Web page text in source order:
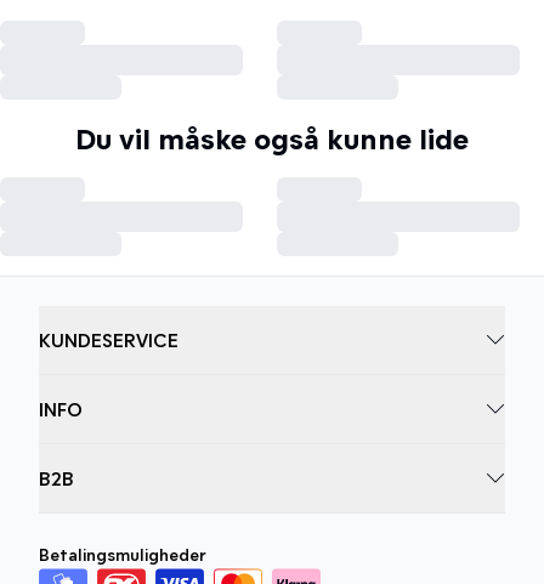
Du vil måske også kunne lide
KUNDESERVICE
INFO
B2B
Betalingsmuligheder